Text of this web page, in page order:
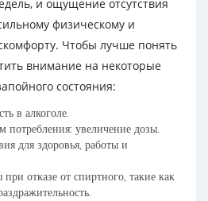
и ощущение отсутствия
физическому и
Чтобы лучше понять
внимание на некоторые
состояния:
в алкоголе.
потребления: увеличение дозы.
для здоровья, работы и
отказе от спиртного, такие как